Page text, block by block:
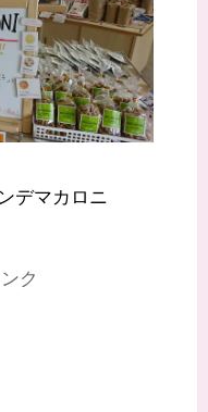
デマカロニ
ク